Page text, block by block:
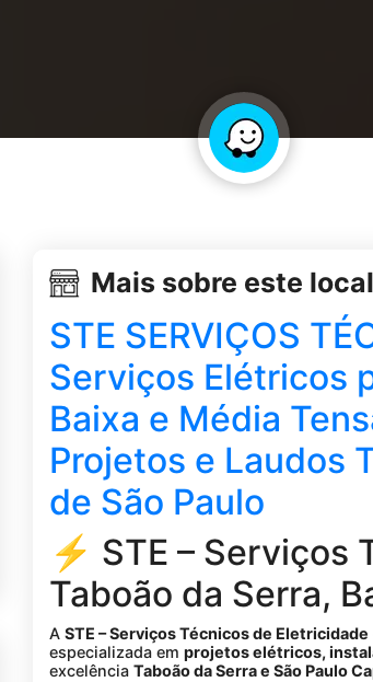
Mais sobre este local
STE SERVIÇOS
Serviços Elétricos
Baixa e Média
Projetos e Laudos
de São Paulo
⚡ STE – Serviços
Taboão da Serra,
A STE – Serviços Técnicos de Eletricidade
especializada em projetos elétricos,
excelência Taboão da Serra e São Paulo